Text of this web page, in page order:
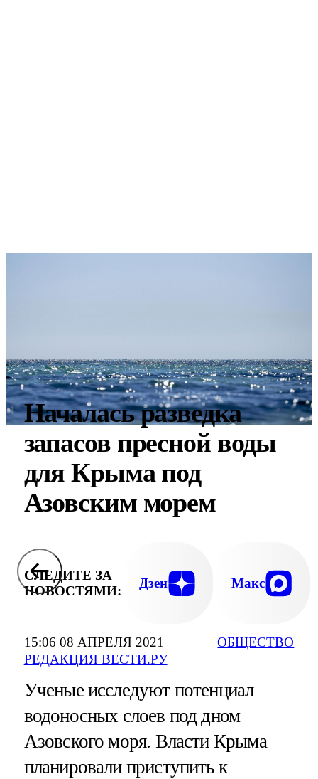
15:06 08 АПРЕЛЯ 2021
РЕДАКЦИЯ ВЕСТИ.РУ
ОБЩЕСТВО
Началась разведка
запасов пресной воды
для Крыма под
Азовским морем
СЛЕДИТЕ ЗА
НОВОСТЯМИ:
Дзен Макс
Ученые исследуют потенциал
водоносных слоев под дном
Азовского моря. Власти Крыма
планировали приступить к